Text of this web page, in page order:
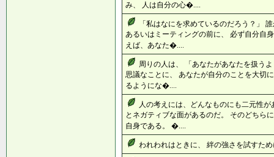
み、 人は自分の心�....
「私はなにを求めているのだろう？」
あるいはミーティングの前に、 必ず自分自
えば、あなた�....
周りの人は、 「あなたがあなたを扱う
思議なことに、 あなたが自分のことを大切
るようにな�....
人の考えには、どんなものにも二元性
とネガティブな面があるのだ。 そのどちら
自身である。 �....
われわれはときに、 絆の強さを試すた